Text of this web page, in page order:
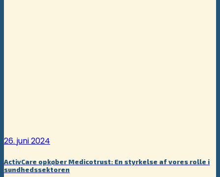
26. juni 2024
ActivCare opkøber Medicotrust: En styrkelse af vores rolle i
sundhedssektoren